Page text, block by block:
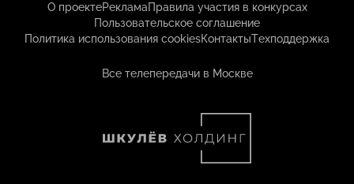
О проектеРекламаПравила участия в конкурсах
Пользовательское соглашение
Политика использования cookiesКонтактыТехподдержка
Все телепередачи в Москве